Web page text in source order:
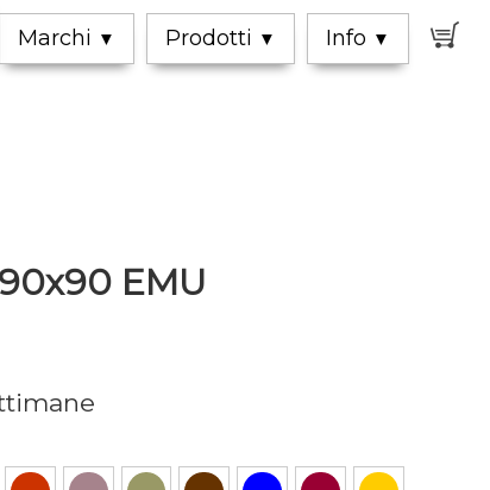
Marchi ▼ Prodotti ▼ Info ▼
EMU